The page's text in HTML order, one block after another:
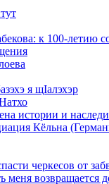
к 100-летию
я щIалэхэр
истории и
Кёльна
черкесов от
меня возвращается